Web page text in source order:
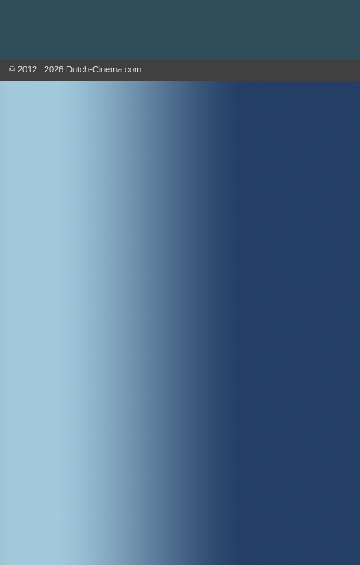
© 2012...2026 Dutch-Cinema.com